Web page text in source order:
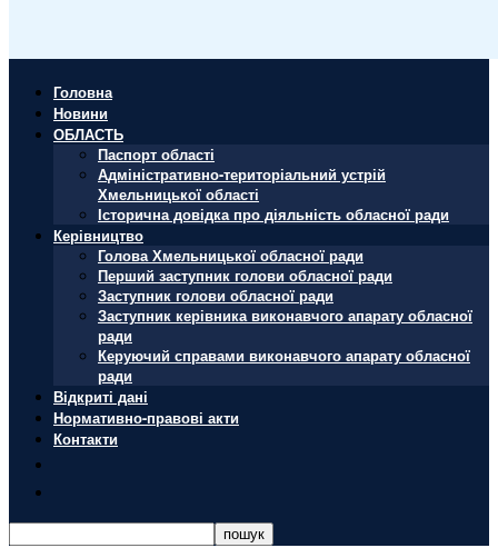
Головна
Новини
ОБЛАСТЬ
Паспорт області
Адміністративно-територіальний устрій
Хмельницької області
Історична довідка про діяльність обласної ради
Керівництво
Голова Хмельницької обласної ради
Перший заступник голови обласної ради
Заступник голови обласної ради
Заступник керівника виконавчого апарату обласної
ради
Керуючий справами виконавчого апарату обласної
ради
Відкриті дані
Нормативно-правові акти
Контакти